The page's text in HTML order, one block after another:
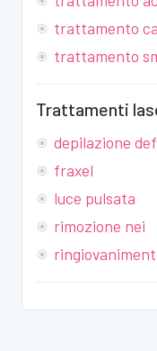
trattamento
trattamento
Trattamenti
depilazione
fraxel
luce pulsata
rimozione nei